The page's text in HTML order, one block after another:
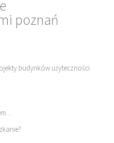
poznań
budynków użyteczności